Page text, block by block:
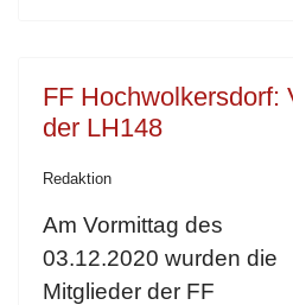
FF Hochwolkersdorf:
der LH148
Redaktion
Am Vormittag des
03.12.2020 wurden die
Mitglieder der FF